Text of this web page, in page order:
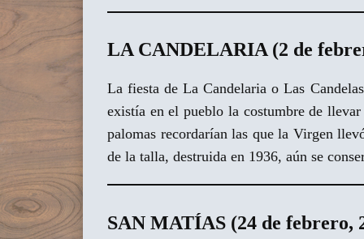
LA CANDELARIA (2 de
La fiesta de La Candelaria o Las
existía en el pueblo la costumbre de
palomas recordarían las que la Virgen
de la talla, destruida en 1936, aún se
SAN MATÍAS (24 de febrero,